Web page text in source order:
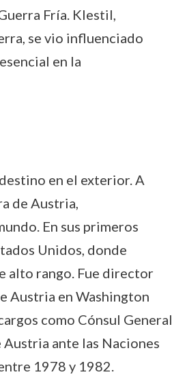
Fría. Klestil,
se vio influenciado
en la
en el exterior. A
de Austria,
En sus primeros
Unidos, donde
alto rango. Fue director
Austria en Washington
como Cónsul General
ante las Naciones
1978 y 1982.